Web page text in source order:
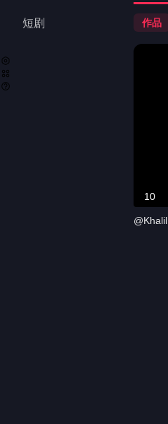
短剧 作品
10